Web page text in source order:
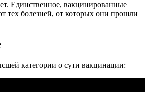
Единственное, вакцинированные
тех болезней, от которых они прошли
категории о сути вакцинации: